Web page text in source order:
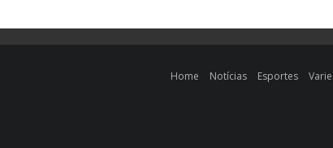
Home Notícias Esportes